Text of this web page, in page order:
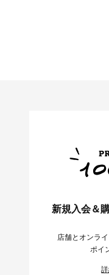
新規入会＆
店舗とオンラ
ポイ